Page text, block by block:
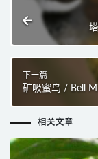
下一篇
矿吸蜜鸟 / Bell
相关文章